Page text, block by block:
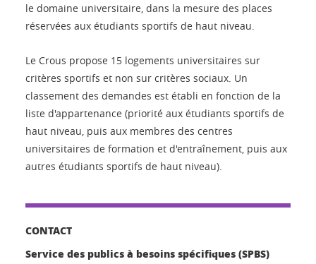
le domaine universitaire, dans la mesure des places
réservées aux étudiants sportifs de haut niveau.
Le Crous propose 15 logements universitaires sur
critères sportifs et non sur critères sociaux. Un
classement des demandes est établi en fonction de la
liste d'appartenance (priorité aux étudiants sportifs de
haut niveau, puis aux membres des centres
universitaires de formation et d'entraînement, puis aux
autres étudiants sportifs de haut niveau).
CONTACT
Service des publics à besoins spécifiques (SPBS)